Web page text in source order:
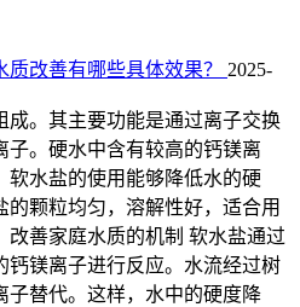
改善有哪些具体效果？
2025-
成。其主要功能是通过离子交换
子。硬水中含有较高的钙镁离
软水盐的使用能够降低水的硬
的颗粒均匀，溶解性好，适合用
改善家庭水质的机制 软水盐通过
钙镁离子进行反应。水流经过树
子替代。这样，水中的硬度降